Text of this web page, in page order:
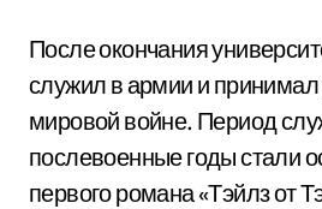
После окончания
служил в армии и принимал
мировой войне. Период
послевоенные годы стали
первого романа «Тэйлз от